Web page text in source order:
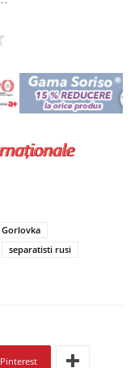
Gorlovka
separatisti rusi
Pinterest